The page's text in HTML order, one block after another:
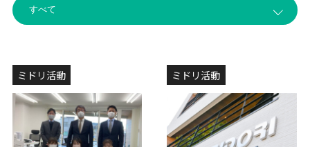
ミドリ活動 ミドリ活動